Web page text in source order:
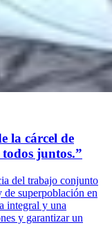
la cárcel de
juntos.”
del trabajo conjunto
de superpoblación en
integral y una
y garantizar un